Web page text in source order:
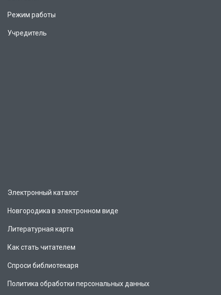
Режим работы
Учредитель
Электронный каталог
Новгородика в электронном виде
Литературная карта
Как стать читателем
Спроси библиотекаря
Политика обработки персональных данных